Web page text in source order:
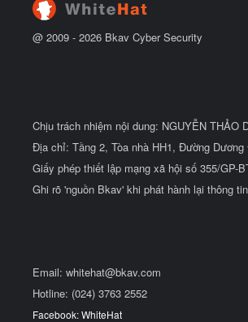
@ 2009 - 2026 Bkav Cyber Security
Chịu trách nhiệm nội dung: NGUYỄN THẢO
Địa chỉ: Tầng 2, Tòa nhà HH1, Đường
Giấy phép thiết lập mạng xã hội số 355/GP-
Ghi rõ 'nguồn Bkav' khi phát hành lại thông
Email: whitehat@bkav.com
Hotline: (024) 3763 2552
Facebook: WhiteHat